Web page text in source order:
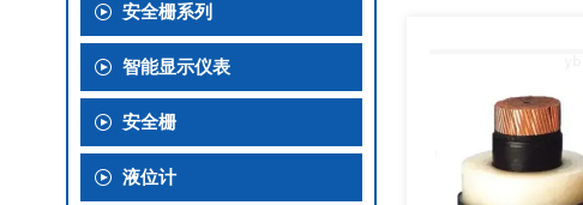
安全栅系列
智能显示仪表
安全栅
液位计